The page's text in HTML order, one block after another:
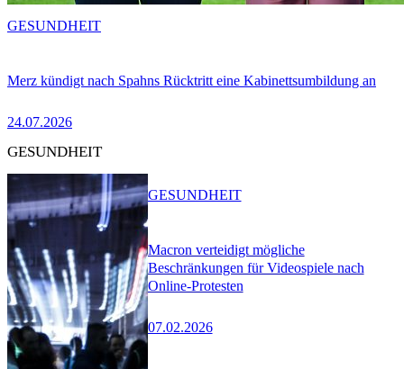
Merz kündigt nach Spahns Rücktritt eine Kabinettsumbildung an
24.07.2026
GESUNDHEIT
GESUNDHEIT
Macron verteidigt mögliche
Beschränkungen für Videospiele nach
Online-Protesten
07.02.2026
GESUNDHEIT